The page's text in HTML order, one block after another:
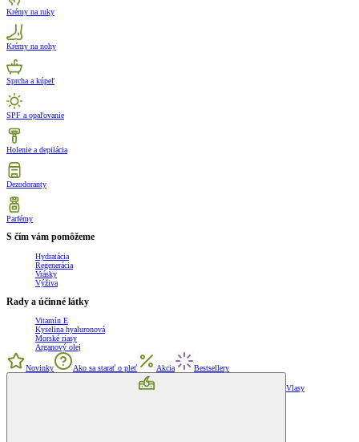
Krémy na ruky
Krémy na nohy
Sprcha a kúpeľ
SPF a opaľovanie
Holenie a depilácia
Dezodoranty
Parfémy
S čím vám pomôžeme
Hydratácia
Regenerácia
Vrásky
Výživa
Rady a účinné látky
Vitamín E
Kyselina hyaluronová
Morské riasy
Arganový olej
Novinky Ako sa starať o pleť Akcia Bestsellery
Vlasy